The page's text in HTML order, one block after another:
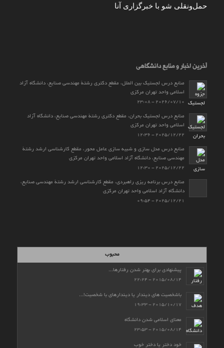
حمل‌ونقلی شو با خبرگزاری آنا
آخرین اخبار و منابع دانشگاهی
منابع درس لجستیک بین الملل، مقطع دکتری رشتۀ مهندسی صنایع، دانشگاه آزاد
اسلامی واحد تهران مرکزی
2026/07/10 - 23:08
منابع درس لجستیک بحران، مقطع دکتری رشتۀ مهندسی صنایع، دانشگاه آزاد
اسلامی واحد تهران مرکزی
2025/12/22 - 12:36
منابع درس مدل سازی و شبیه سازی عامل محور، مقطع کارشناسی ارشد رشتۀ
مهندسی صنایع، دانشگاه آزاد اسلامی واحد تهران مرکزی
2025/12/22 - 12:30
منابع درس برنامه ریزی راهبردی، مقطع کارشناسی ارشد رشتۀ مهندسی صنایع،
دانشگاه آزاد اسلامی واحد تهران مرکزی
2025/12/21 - 09:54
محبوب
پیشنهادی برای بهتر شدن رفتارها...
2015/08/14 - 22:24
باشخصیت های دیندار یا دیندارهای با شخصیت!...
2015/10/17 - 19:33
معنای اسلامی شدن دانشگاه
2015/08/14 - 23:53
خودِ دختر یا دخترِ خوب